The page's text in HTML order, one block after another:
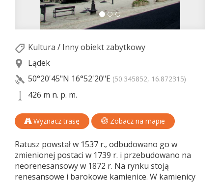
Kultura / Inny obiekt zabytkowy
Lądek
50°20'45"N 16°52'20"E (50.345852, 16.872315)
426 m n. p. m.
Wyznacz trasę Zobacz na mapie
Ratusz powstał w 1537 r., odbudowano go w
zmienionej postaci w 1739 r. i przebudowano na
neorenesansowy w 1872 r. Na rynku stoją
renesansowe i barokowe kamienice. W kamienicy